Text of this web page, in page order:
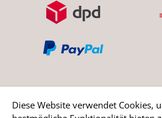
Diese Website verwendet Cookies,